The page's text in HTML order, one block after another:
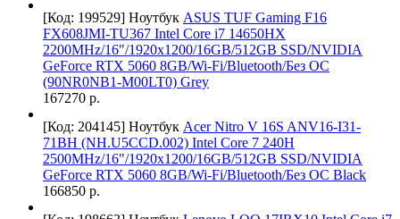
[Код: 199529] Ноутбук ASUS TUF Gaming F16
FX608JMI-TU367 Intel Core i7 14650HX
2200MHz/16"/1920x1200/16GB/512GB SSD/NVIDIA
GeForce RTX 5060 8GB/Wi-Fi/Bluetooth/Без ОС
(90NR0NB1-M00LT0) Grey
167270 р.
[Код: 204145] Ноутбук Acer Nitro V 16S ANV16-I31-
71BH (NH.U5CCD.002) Intel Core 7 240H
2500MHz/16"/1920x1200/16GB/512GB SSD/NVIDIA
GeForce RTX 5060 8GB/Wi-Fi/Bluetooth/Без ОС Black
166850 р.